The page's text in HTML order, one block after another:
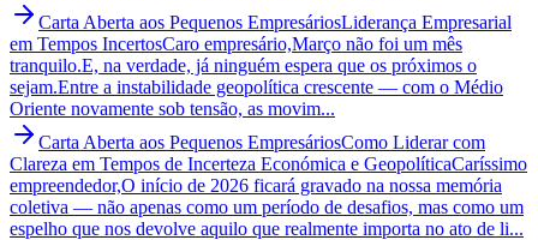
Carta Aberta aos Pequenos EmpresáriosLiderança Empresarial
em Tempos IncertosCaro empresário,Março não foi um mês
tranquilo.E, na verdade, já ninguém espera que os próximos o
sejam.Entre a instabilidade geopolítica crescente — com o Médio
Oriente novamente sob tensão, as movim...
Carta Aberta aos Pequenos EmpresáriosComo Liderar com
Clareza em Tempos de Incerteza Económica e GeopolíticaCaríssimo
empreendedor,O início de 2026 ficará gravado na nossa memória
coletiva — não apenas como um período de desafios, mas como um
espelho que nos devolve aquilo que realmente importa no ato de li...